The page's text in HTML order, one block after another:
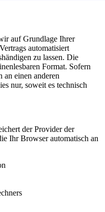
auf Grundlage Ihrer
automatisiert
zu lassen. Die
Format. Sofern
an einen anderen
nur, soweit es technisch
der Provider der
Ihr Browser automatisch an